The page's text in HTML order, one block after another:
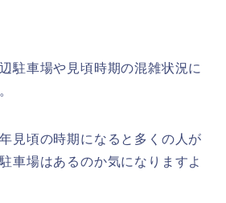
駐車場や見頃時期の混雑状況に
見頃の時期になると多くの人が
車場はあるのか気になりますよ